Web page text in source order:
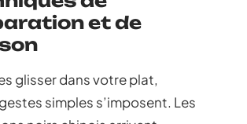
et de
glisser dans votre plat,
simples s’imposent. Les